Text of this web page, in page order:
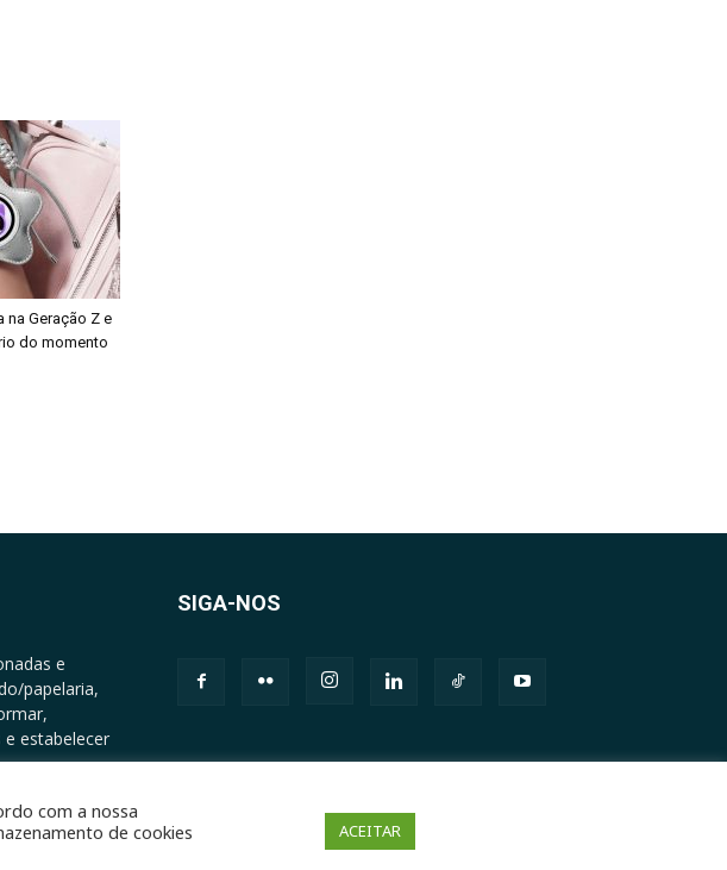
na Geração Z e
do momento
e
papelaria,
estabelecer
SIGA-NOS
com a nossa
de cookies
ACEITAR